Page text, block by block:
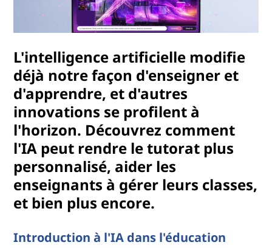
L'intelligence artificielle modifie
déjà notre façon d'enseigner et
d'apprendre, et d'autres
innovations se profilent à
l'horizon. Découvrez comment
l'IA peut rendre le tutorat plus
personnalisé, aider les
enseignants à gérer leurs classes,
et bien plus encore.
Introduction à l'IA dans l'éducation